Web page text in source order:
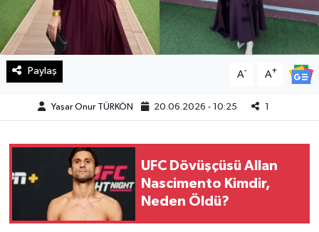
Paylaş A- A+
Yaşar Onur TÜRKÖN 20.06.2026 - 10:25 1
UFC Dövüşçüsü Allan
Nascimento Kimdir,
Neden Öldü?
Sağlık
Spor
SürManşet
Teknoloji
Yaşam
KAHRAMANMARAŞ